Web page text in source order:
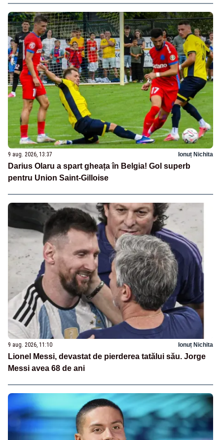
9 aug. 2026, 13:37 Ionuț Nichita
Darius Olaru a spart gheața în Belgia! Gol superb
pentru Union Saint-Gilloise
9 aug. 2026, 11:10 Ionuț Nichita
Lionel Messi, devastat de pierderea tatălui său. Jorge
Messi avea 68 de ani